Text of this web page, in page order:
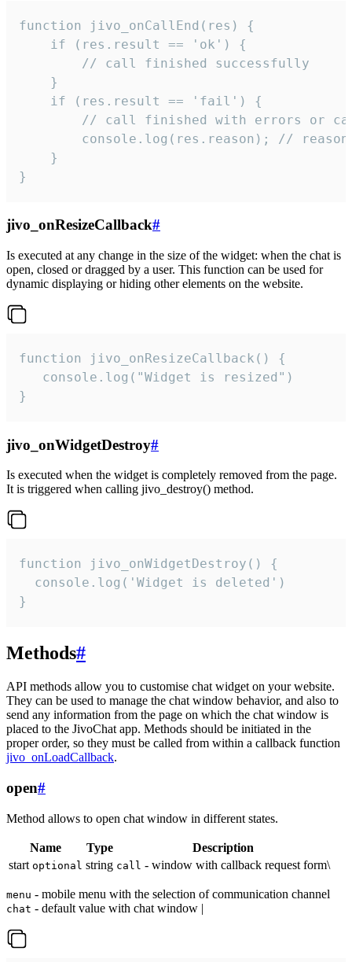
function jivo_onCallEnd(res) {
    if (res.result == 'ok') {
        // call finished successfully
    }
    if (res.result == 'fail') {
// call finished with errors or
console.log(res.reason); //
    }
}
jivo_onResizeCallback#
Is executed at any change in the size of the widget: when the chat is
open, closed or dragged by a user. This function can be used for
dynamic displaying or hiding other elements on the website.
function jivo_onResizeCallback() {
   console.log("Widget is resized")
}
jivo_onWidgetDestroy#
Is executed when the widget is completely removed from the page.
It is triggered when calling jivo_destroy() method.
function jivo_onWidgetDestroy() {
  console.log('Widget is deleted')
}
Methods#
API methods allow you to customise chat widget on your website.
They can be used to manage the chat window behavior, and also to
send any information from the page on which the chat window is
placed to the JivoChat app. Methods should be initiated in the
proper order, so they must be called from within a callback function
jivo_onLoadCallback.
open#
Method allows to open chat window in different states.
Name Type
Description
start optional string call - window with callback request form\
menu - mobile menu with the selection of communication channel
chat - default value with chat window |